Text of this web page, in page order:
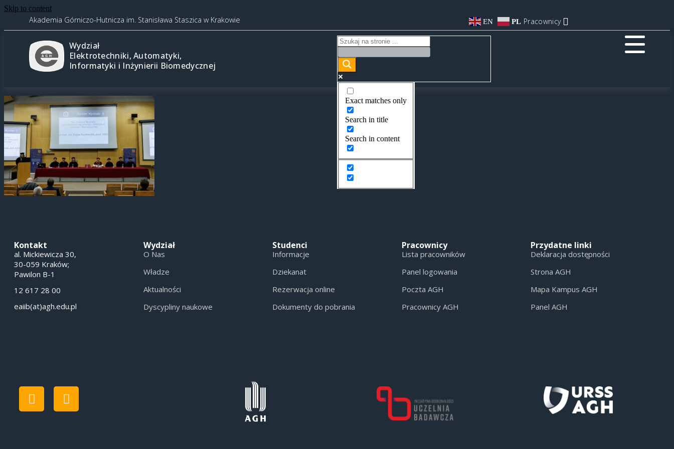
Skip to content
Akademia Górniczo-Hutnicza im. Stanisława Staszica w Krakowie EN PL Pracownicy
Wydział
Elektrotechniki, Automatyki,
Informatyki i Inżynierii Biomedycznej
Exact matches only
Search in title
Search in content
Kontakt
al. Mickiewicza 30,
30-059 Kraków;
Pawilon B-1
12 617 28 00
eaiib(at)agh.edu.pl
Wydział
O Nas
Władze
Aktualności
Dyscypliny naukowe
Studenci
Informacje
Dziekanat
Rezerwacja online
Dokumenty do pobrania
Pracownicy
Lista pracowników
Panel logowania
Poczta AGH
Pracownicy AGH
Przydatne linki
Deklaracja dostępności
Strona AGH
Mapa Kampus AGH
Panel AGH